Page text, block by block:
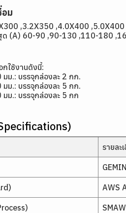
อม
,3.2X350 ,4.0X400 ,5.0X400
ด (A) 60-90 ,90-130 ,110-180
กใช้งานดังนี้:
ม.: บรรจุกล่องละ 2 กก.
ม.: บรรจุกล่องละ 5 กก.
ม.: บรรจุกล่องละ 5 กก
รายละ
AWS
SMAW